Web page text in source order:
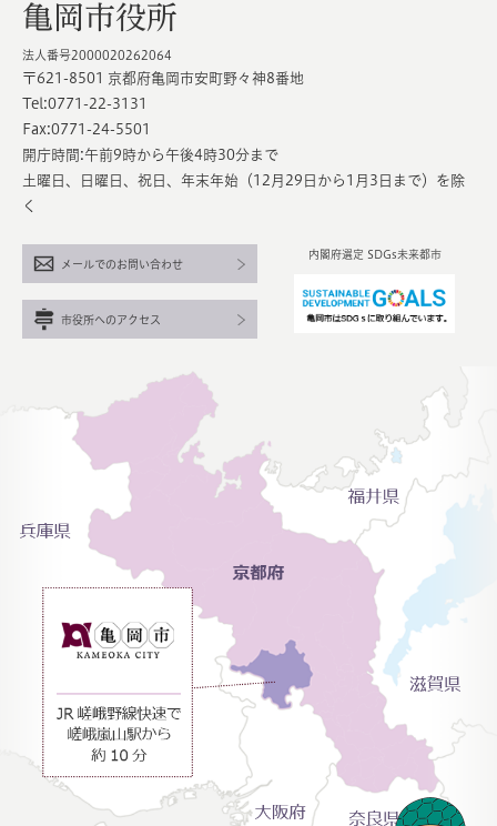
亀岡市役所
法人番号2000020262064
〒621-8501 京都府亀岡市安町野々神8番地
Tel:0771-22-3131
Fax:0771-24-5501
開庁時間:午前9時から午後4時30分まで
土曜日、日曜日、祝日、年末年始（12月29日から1月3日まで）を除
く
内閣府選定 SDGs未来都市
メールでのお問い合わせ
市役所へのアクセス